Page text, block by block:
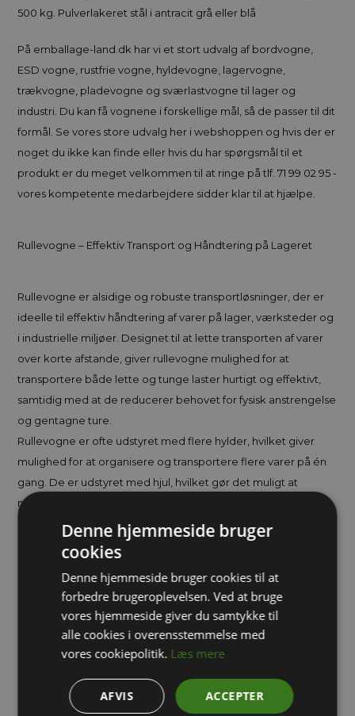
500 kg. Pulverlakeret stål i antracit grå eller blå
På emballage-land.dk har vi et stort udvalg af bordvogne,
ESD vogne, rustfrie vogne, hyldevogne, lagervogne,
trækvogne, pladevogne og sværlastvogne til lager og
industri. Du kan få vognene i forskellige mål, så de passer til dit
formål. Se vores store udvalg her i webshoppen og hvis der er
noget du ikke kan finde eller hvis du har spørgsmål til et
produkt er du meget velkommen til at ringe på tlf. 71 99 02 95 -
vores kompetente medarbejdere sidder klar til at hjælpe.
Rullevogne – Effektiv Transport og Håndtering på Lageret
Rullevogne er alsidige og robuste transportløsninger, der er
ideelle til effektiv håndtering af varer på lager, værksteder og
i industrielle miljøer. Designet til at lette transporten af varer
over korte afstande, giver rullevogne mulighed for at
transportere både lette og tunge laster hurtigt og effektivt,
samtidig med at de reducerer behovet for fysisk anstrengelse
og gentagne ture.
Rullevogne er ofte udstyret med flere hylder, hvilket giver
mulighed for at organisere og transportere flere varer på én
gang. De er udstyret med hjul, hvilket gør det muligt at
manøvrere vognen let, selv i trange områder eller på ujævne
overflader. Dette gør dem ideelle til både lager og
opbevaring, da de muliggør fleksibel bevægelse og
Disse vogne er designet til at kunne modstå hårde forhold,
hvilket gør dem til en pålidelig løsning i krævende
arbejdsmiljøer. De kan bruges til en bred vifte af opgaver, fra
opbevaring og transport af varer på lagre til præsentation af
effektiv opbevaring og mobilitet er afgørende.
Rullevogne er tilgængelige i flere størrelser og
Denne hjemmeside bruger
cookies
Denne hjemmeside bruger cookies til at
forbedre brugeroplevelsen. Ved at bruge
vores hjemmeside giver du samtykke til
alle cookies i overensstemmelse med
vores cookiepolitik. Læs mere
ACCEPTER
AFVIS